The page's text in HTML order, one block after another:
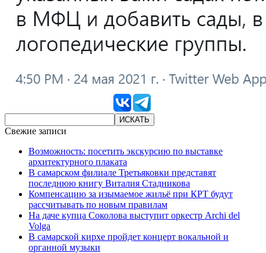
Свежие записи
Возможность: посетить экскурсию по выставке
архитектурного плаката
В самарском филиале Третьяковки представят
последнюю книгу Виталия Стадникова
Компенсацию за изымаемое жильё при КРТ будут
рассчитывать по новым правилам
На даче купца Соколова выступит оркестр Archi del
Volga
В самарской кирхе пройдет концерт вокальной и
органной музыки